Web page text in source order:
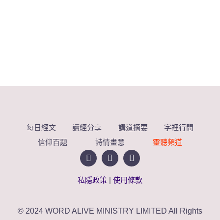
每日經文 讀經分享 講道摘要
字裡行間
信仰百題
詩情畫意 靈聽頻道
私隱政策 | 使用條款
© 2024 WORD ALIVE MINISTRY LIMITED All Rights